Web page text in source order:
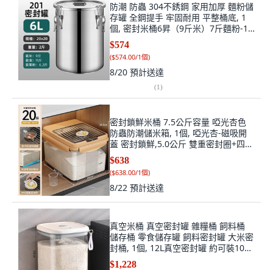
防潮 防蟲 304不銹鋼 家用加厚 麵粉儲
存罐 全鋼提手 牢固耐用 平整桶底, 1
個, 密封米桶6昇（9斤米）7斤麵粉-11
斤油
$574
($574.00/1個)
8/20 預計送達
(1)
密封鎖鮮米桶 7.5公斤容量 啞光杏色
防蟲防潮儲米箱, 1個, 啞光杏-磁吸開
蓋 密封鎖鮮,5.0公斤 雙重密封圈+四重
卡扣 送米杯, 啞光杏色, 5.0公斤
$638
($638.00/1個)
8/22 預計送達
真空米桶 真空密封罐 雜糧桶 飼料桶
儲存桶 零食儲存罐 飼料密封罐 大米密
封桶, 1個, 12L真空密封罐 約可裝10公
斤米
$1,228